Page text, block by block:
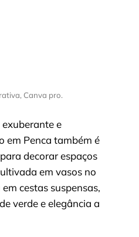
Canva pro.
e
em Penca também é
decorar espaços
em vasos no
cestas suspensas,
verde e elegância a